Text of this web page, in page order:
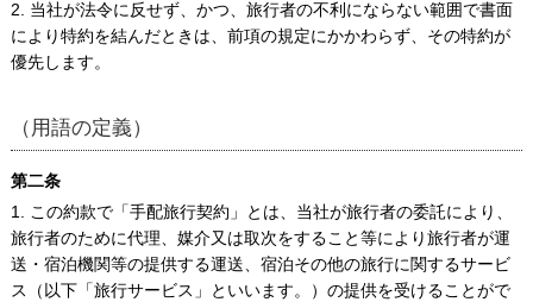
2. 当社が法令に反せず、かつ、旅行者の不利にならない範囲で書面
により特約を結んだときは、前項の規定にかかわらず、その特約が
優先します。
（用語の定義）
第二条
1. この約款で「手配旅行契約」とは、当社が旅行者の委託により、
旅行者のために代理、媒介又は取次をすること等により旅行者が運
送・宿泊機関等の提供する運送、宿泊その他の旅行に関するサービ
ス（以下「旅行サービス」といいます。）の提供を受けることがで